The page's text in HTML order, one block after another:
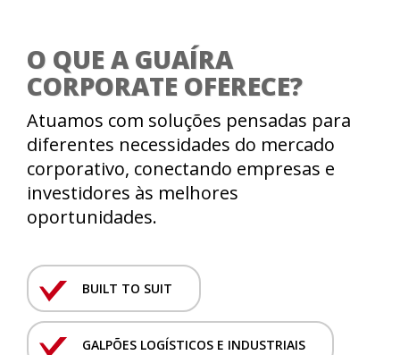
O QUE A GUAÍRA
CORPORATE OFERECE?
Atuamos com soluções pensadas para
diferentes necessidades do mercado
corporativo, conectando empresas e
investidores às melhores
oportunidades.
BUILT TO SUIT
GALPÕES LOGÍSTICOS E INDUSTRIAIS